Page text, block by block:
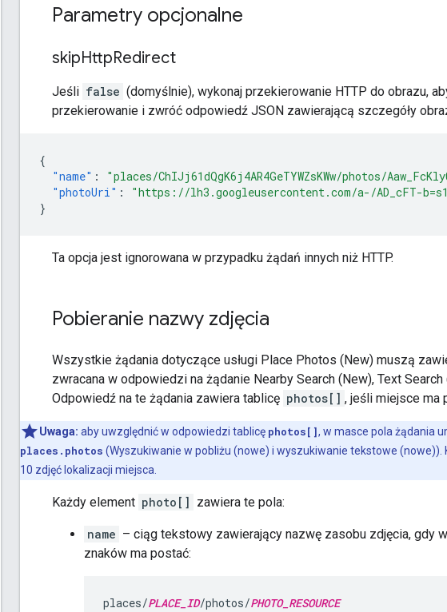
Parametry opcjonalne
skipHttpRedirect
Jeśli false (domyślnie), wykonaj przekierowanie HTTP do obrazu,
przekierowanie i zwróć odpowiedź JSON zawierającą szczegóły
{
"name" : "places/ChIJj61dQgK6j4AR4GeTYWZsKWw/photos/
"photoUri" :
"https://lh3.googleusercontent.com/a-/AD_cFT-
}
Ta opcja jest ignorowana w przypadku żądań innych niż HTTP.
Pobieranie nazwy zdjęcia
Wszystkie żądania dotyczące usługi Place Photos (New) muszą
zwracana w odpowiedzi na żądanie Nearby Search (New), Text
Odpowiedź na te żądania zawiera tablicę photos[] , jeśli miejsce ma
Uwaga: aby uwzględnić w odpowiedzi tablicę photos[], w masce pola żądania
places.photos (Wyszukiwanie w pobliżu (nowe) i wyszukiwanie tekstowe
10 zdjęć lokalizacji miejsca.
Każdy element photo[] zawiera te pola:
name – ciąg tekstowy zawierający nazwę zasobu zdjęcia, gdy
znaków ma postać:
places/PLACE_ID/photos/PHOTO_RESOURCE